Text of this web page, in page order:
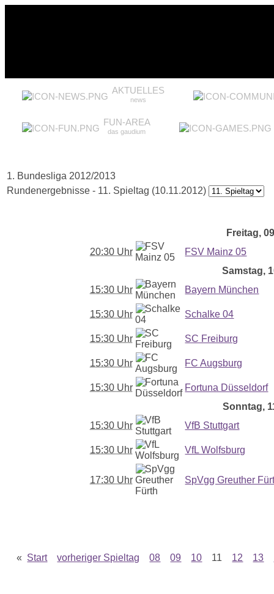
AKTUELLES
news
FUN-AREA
das gaudium
1. Bundesliga 2012/2013
Rundenergebnisse - 11. Spieltag (10.11.2012)
Freitag,
20:30 Uhr
FSV Mainz 05
Samstag,
15:30 Uhr
Bayern München
15:30 Uhr Schalke 04
15:30 Uhr SC Freiburg
15:30 Uhr FC Augsburg
15:30 Uhr
Fortuna Düsseldorf
Sonntag,
15:30 Uhr
VfB Stuttgart
15:30 Uhr VfL Wolfsburg
17:30 Uhr SpVgg Greuther
« Start vorheriger Spieltag 08 09 10 11 12 13